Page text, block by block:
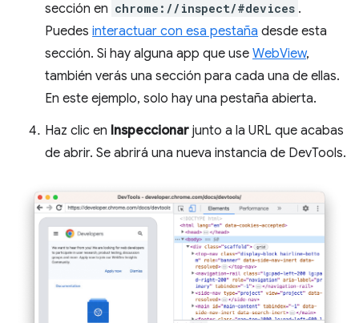
sección en chrome://inspect/#devices .
Puedes interactuar con esa pestaña desde esta
sección. Si hay alguna app que use WebView,
también verás una sección para cada una de ellas.
En este ejemplo, solo hay una pestaña abierta.
Haz clic en Inspeccionar junto a la URL que acabas
de abrir. Se abrirá una nueva instancia de DevTools.